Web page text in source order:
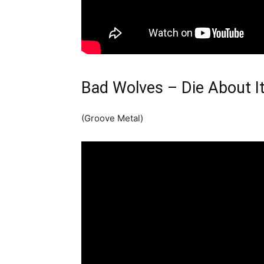
Bad Wolves – Die About
(Groove Metal)